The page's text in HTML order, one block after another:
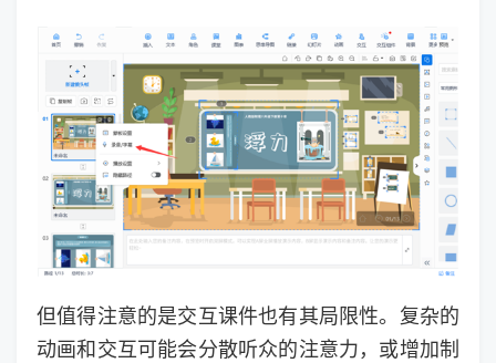
但值得注意的是交互课件也有其局限性。复杂的
动画和交互可能会分散听众的注意力，或增加制